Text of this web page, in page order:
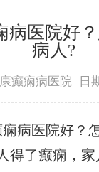
病医院好
病人?
癫痫病医院 日
病医院好？
得了癫痫，